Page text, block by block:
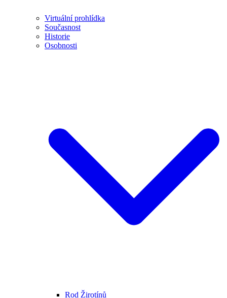
Virtuální prohlídka
Současnost
Historie
Osobnosti
Rod Žirotínů